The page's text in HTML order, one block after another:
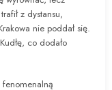
z dystansu,
nie poddał się.
co dodało